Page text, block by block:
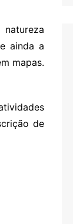
ainda a
mapas.
de